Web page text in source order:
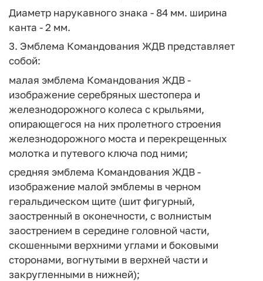
Диаметр нарукавного знака - 84 мм. ширина
канта - 2 мм.
3. Эмблема Командования ЖДВ представляет
собой:
малая эмблема Командования ЖДВ -
изображение серебряных шестопера и
железнодорожного колеса с крыльями,
опирающегося на них пролетного строения
железнодорожного моста и перекрещенных
молотка и путевого ключа под ними;
средняя эмблема Командования ЖДВ -
изображение малой эмблемы в черном
геральдическом щите (шит фигурный,
заостренный в оконечности, с волнистым
заострением в середине головной части,
скошенными верхними углами и боковыми
сторонами, вогнутыми в верхней части и
закругленными в нижней);